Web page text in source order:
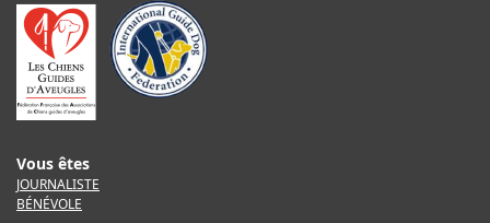
Vous êtes
JOURNALISTE
BÉNÉVOLE